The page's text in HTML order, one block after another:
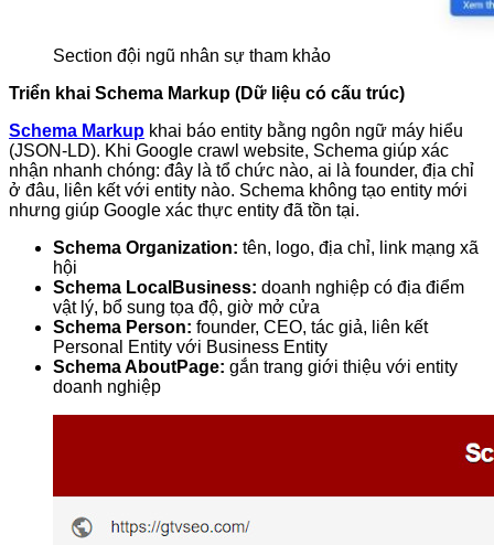
Section đội ngũ nhân sự tham khảo
Triển khai Schema Markup (Dữ liệu có cấu trúc)
Schema Markup khai báo entity bằng ngôn ngữ máy hiểu
(JSON-LD). Khi Google crawl website, Schema giúp xác
nhận nhanh chóng: đây là tổ chức nào, ai là founder, địa chỉ
ở đâu, liên kết với entity nào. Schema không tạo entity mới
nhưng giúp Google xác thực entity đã tồn tại.
Schema Organization: tên, logo, địa chỉ, link mạng xã
hội
Schema LocalBusiness: doanh nghiệp có địa điểm
vật lý, bổ sung tọa độ, giờ mở cửa
Schema Person: founder, CEO, tác giả, liên kết
Personal Entity với Business Entity
Schema AboutPage: gắn trang giới thiệu với entity
doanh nghiệp